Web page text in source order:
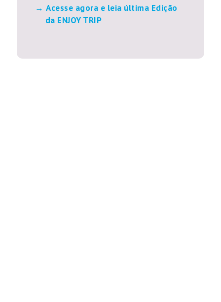
Acesse agora e leia última Edição
da ENJOY TRIP